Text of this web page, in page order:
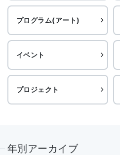
プログラム(アート)
イベント
プロジェクト
年別アーカイブ